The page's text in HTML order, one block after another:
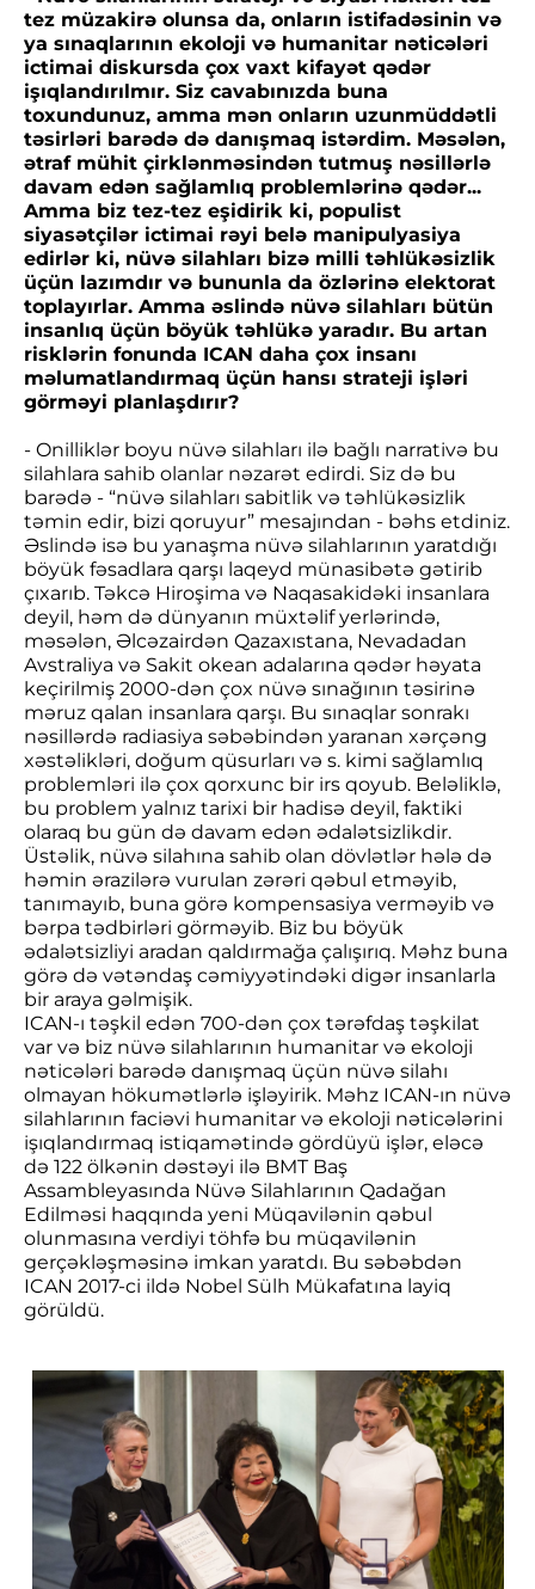
tez müzakirə olunsa da, onların istifadəsinin və
ya sınaqlarının ekoloji və humanitar nəticələri
ictimai diskursda çox vaxt kifayət qədər
işıqlandırılmır. Siz cavabınızda buna
toxundunuz, amma mən onların uzunmüddətli
təsirləri barədə də danışmaq istərdim. Məsələn,
ətraf mühit çirklənməsindən tutmuş nəsillərlə
davam edən sağlamlıq problemlərinə qədər...
Amma biz tez-tez eşidirik ki, populist
siyasətçilər ictimai rəyi belə manipulyasiya
edirlər ki, nüvə silahları bizə milli təhlükəsizlik
üçün lazımdır və bununla da özlərinə elektorat
toplayırlar. Amma əslində nüvə silahları bütün
insanlıq üçün böyük təhlükə yaradır. Bu artan
risklərin fonunda ICAN daha çox insanı
məlumatlandırmaq üçün hansı strateji işləri
görməyi planlaşdırır?
- Onilliklər boyu nüvə silahları ilə bağlı narrativə bu
silahlara sahib olanlar nəzarət edirdi. Siz də bu
barədə - “nüvə silahları sabitlik və təhlükəsizlik
təmin edir, bizi qoruyur” mesajından - bəhs etdiniz.
Əslində isə bu yanaşma nüvə silahlarının yaratdığı
böyük fəsadlara qarşı laqeyd münasibətə gətirib
çıxarıb. Təkcə Hiroşima və Naqasakidəki insanlara
deyil, həm də dünyanın müxtəlif yerlərində,
məsələn, Əlcəzairdən Qazaxıstana, Nevadadan
Avstraliya və Sakit okean adalarına qədər həyata
keçirilmiş 2000-dən çox nüvə sınağının təsirinə
məruz qalan insanlara qarşı. Bu sınaqlar sonrakı
nəsillərdə radiasiya səbəbindən yaranan xərçəng
xəstəlikləri, doğum qüsurları və s. kimi sağlamlıq
problemləri ilə çox qorxunc bir irs qoyub. Beləliklə,
bu problem yalnız tarixi bir hadisə deyil, faktiki
olaraq bu gün də davam edən ədalətsizlikdir.
Üstəlik, nüvə silahına sahib olan dövlətlər hələ də
həmin ərazilərə vurulan zərəri qəbul etməyib,
tanımayıb, buna görə kompensasiya verməyib və
bərpa tədbirləri görməyib. Biz bu böyük
ədalətsizliyi aradan qaldırmağa çalışırıq. Məhz buna
görə də vətəndaş cəmiyyətindəki digər insanlarla
bir araya gəlmişik.
ICAN-ı təşkil edən 700-dən çox tərəfdaş təşkilat
var və biz nüvə silahlarının humanitar və ekoloji
nəticələri barədə danışmaq üçün nüvə silahı
olmayan hökumətlərlə işləyirik. Məhz ICAN-ın nüvə
silahlarının faciəvi humanitar və ekoloji nəticələrini
işıqlandırmaq istiqamətində gördüyü işlər, eləcə
də 122 ölkənin dəstəyi ilə BMT Baş
Assambleyasında Nüvə Silahlarının Qadağan
Edilməsi haqqında yeni Müqavilənin qəbul
olunmasına verdiyi töhfə bu müqavilənin
gerçəkləşməsinə imkan yaratdı. Bu səbəbdən
ICAN 2017-ci ildə Nobel Sülh Mükafatına layiq
görüldü.